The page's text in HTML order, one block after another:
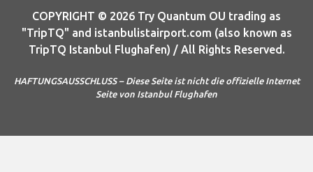
COPYRIGHT © 2026 Try Quantum OU trading as
"TripTQ" and istanbulistairport.com (also known as
TripTQ Istanbul Flughafen) / All Rights Reserved.
HAFTUNGSAUSSCHLUSS – Diese Seite ist nicht die offizielle Internet
Seite von Istanbul Flughafen